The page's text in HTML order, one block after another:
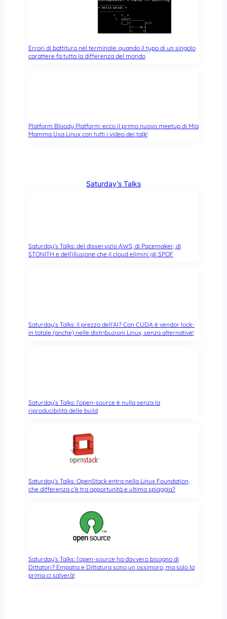
Errori di battitura nel terminale: quando il typo di un singolo
carattere fa tutta la differenza del mondo
Platform Bloody Platform: ecco il primo nuovo meetup di Mia
Mamma Usa Linux con tutti i video dei talk!
Saturday’s Talks
Saturday’s Talks: del disservizio AWS, di Pacemaker, di
STONITH e dell’illusione che il cloud elimini gli SPOF
Saturday’s Talks: il prezzo dell’AI? Con CUDA è vendor lock-
in totale (anche) nelle distribuzioni Linux, senza alternative!
Saturday’s Talks: l’open-source è nulla senza la
riproducibilità delle build
Saturday’s Talks: OpenStack entra nella Linux Foundation,
che differenza c’è tra opportunità e ultima spiaggia?
Saturday’s Talks: l’open-source ha davvero bisogno di
Dittatori? Empatia e Dittatura sono un ossimoro, ma solo la
prima ci salverà!